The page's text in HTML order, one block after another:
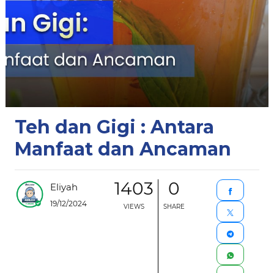
Teh dan Gigi : Antara
Manfaat dan Ancaman
Eliyah
19/12/2024
1403
VIEWS
0
SHARE